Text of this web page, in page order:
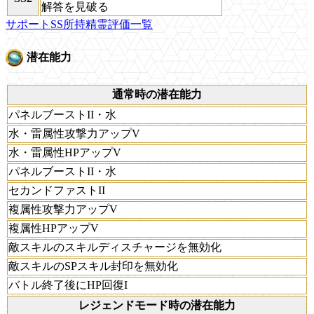
解答を見破る
サポートSS所持精霊評価一覧
潜在能力
通常時の潜在能力
パネルブーストII・水
水・雷属性攻撃力アップV
水・雷属性HPアップV
パネルブーストII・水
セカンドファストII
複属性攻撃力アップV
複属性HPアップV
敵スキルのスキルディスチャージを無効化
敵スキルのSPスキル封印を無効化
バトル終了後にHP回復I
レジェンドモード時の潜在能力